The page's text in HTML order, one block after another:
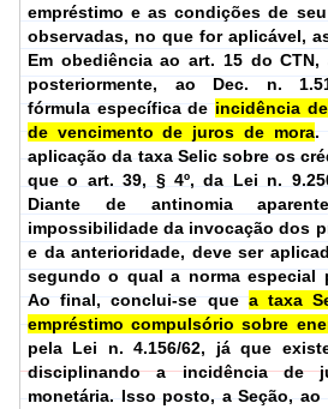
empréstimo e as condições de
observadas, no que for aplicável,
Em obediência ao art. 15 do CTN,
posteriormente, ao Dec. n.
fórmula específica de incidência
de vencimento de juros de mora.
aplicação da taxa Selic sobre os
que o art. 39, § 4º, da Lei n.
Diante de antinomia
impossibilidade da invocação dos
e da anterioridade, deve ser
segundo o qual a norma especial
Ao final, conclui-se que a taxa
empréstimo compulsório sobre
pela Lei n. 4.156/62, já que
disciplinando a incidência de
monetária. Isso posto, a Seção,